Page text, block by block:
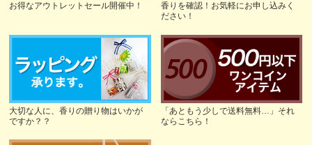
お得なアウトレットセール開催中！
香りを確認！お気軽にお申し込みく
ださい！
大切な人に、香りの贈り物はいかが
ですか？？
「あともう少しで送料無料…」それ
ならこちら！